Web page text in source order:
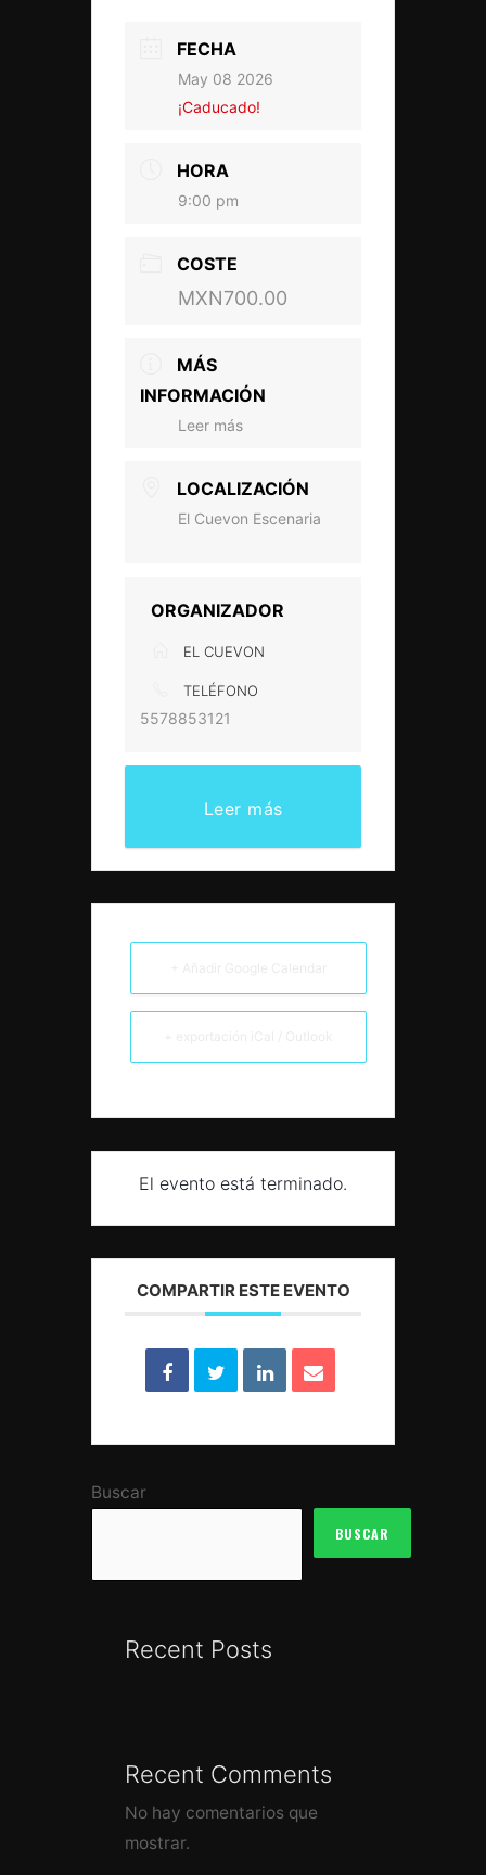
FECHA
May 08 2026
¡Caducado!
HORA
9:00 pm
COSTE
MXN700.00
MÁS
INFORMACIÓN
Leer más
LOCALIZACIÓN
El Cuevon Escenaria
ORGANIZADOR
EL CUEVON
TELÉFONO
5578853121
Leer más
El evento está terminado.
COMPARTIR ESTE EVENTO
Buscar
BUSCAR
Recent Posts
Recent Comments
No hay comentarios que
mostrar.